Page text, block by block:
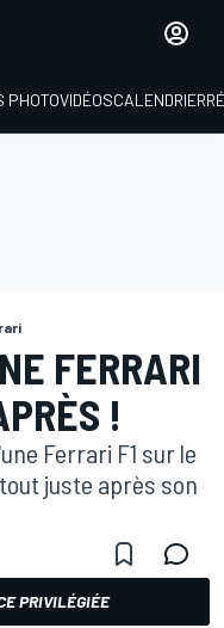
PHOTOVIDÉOSCALENDRIER
FERRARI
!
Ferrari F1 sur le
juste après son
PRIVILÉGIÉE